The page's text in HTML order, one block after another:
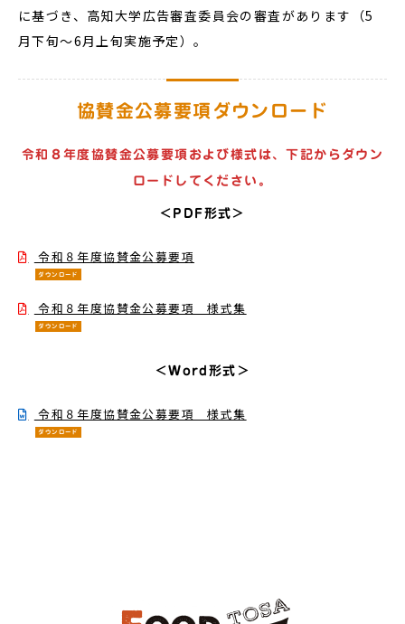
に基づき、高知大学広告審査委員会の審査があります（5
月下旬～6月上旬実施予定）。
協賛金公募要項ダウンロード
令和８年度協賛金公募要項および様式は、下記からダウン
ロードしてください。
＜PDF形式＞
令和８年度協賛金公募要項
ダウンロード
令和８年度協賛金公募要項 様式集
ダウンロード
＜Word形式＞
令和８年度協賛金公募要項 様式集
ダウンロード